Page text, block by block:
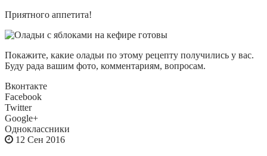
Приятного аппетита!
Покажите, какие оладьи по этому рецепту получились у вас.
Буду рада вашим фото, комментариям, вопросам.
Вконтакте
Facebook
Twitter
Google+
Одноклассники
12 Сен 2016